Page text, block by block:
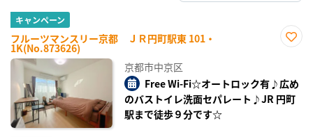
キャンペーン
フルーツマンスリー京都 ＪＲ円町駅東 101・
1K(No.873626)
録
京都市中京区
Free Wi-Fi☆オートロック有♪広め
のバストイレ洗面セパレート♪JR 円町
駅まで徒歩９分です☆